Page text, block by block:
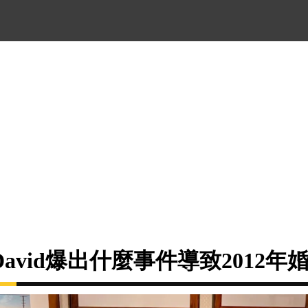
爆出什麼事件導致2012年